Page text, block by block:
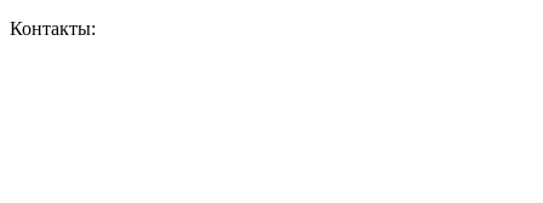
Контакты: